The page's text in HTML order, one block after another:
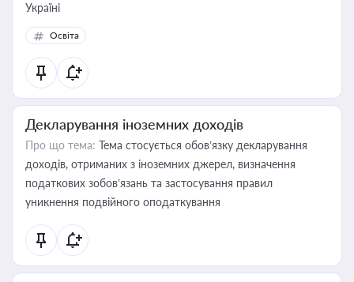
Україні
Освіта
Декларування іноземних доходів
Про що тема: Тема стосується обов’язку декларування
доходів, отриманих з іноземних джерел, визначення
податкових зобов’язань та застосування правил
уникнення подвійного оподаткування